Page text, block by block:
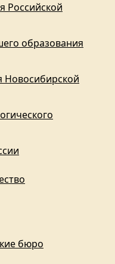
Российской
образования
Новосибирской
бюро